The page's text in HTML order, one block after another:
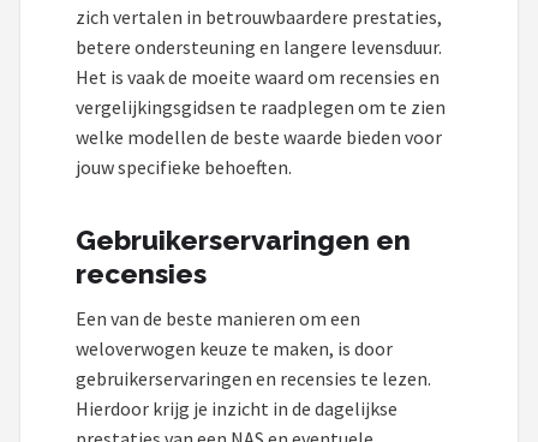
zich vertalen in betrouwbaardere prestaties,
betere ondersteuning en langere levensduur.
Het is vaak de moeite waard om recensies en
vergelijkingsgidsen te raadplegen om te zien
welke modellen de beste waarde bieden voor
jouw specifieke behoeften.
Gebruikerservaringen en
recensies
Een van de beste manieren om een
weloverwogen keuze te maken, is door
gebruikerservaringen en recensies te lezen.
Hierdoor krijg je inzicht in de dagelijkse